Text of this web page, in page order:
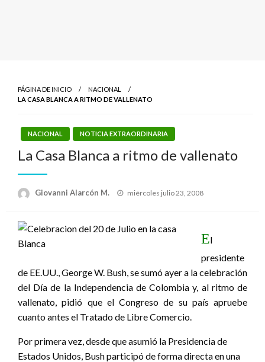
PÁGINA DE INICIO
NACIONAL
LA CASA BLANCA A RITMO DE VALLENATO
NACIONAL NOTICIA EXTRAORDINARIA
La Casa Blanca a ritmo de vallenato
Giovanni Alarcón M.
Publicado
miércoles julio 23, 2008
El
presidente
de EE.UU., George W. Bush, se sumó ayer a la celebración
del Día de la Independencia de Colombia y, al ritmo de
vallenato, pidió que el Congreso de su país apruebe
cuanto antes el Tratado de Libre Comercio.
Por primera vez, desde que asumió la Presidencia de
Estados Unidos, Bush participó de forma directa en una